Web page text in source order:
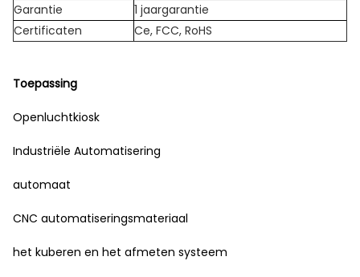
Garantie
1 jaargarantie
Certificaten
Ce, FCC, RoHS
Toepassing
Openluchtkiosk
Industriële Automatisering
automaat
CNC automatiseringsmateriaal
het kuberen en het afmeten systeem